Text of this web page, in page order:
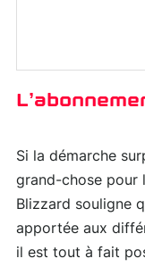
Si la démarche
grand-chose pour
Blizzard souligne
apportée aux
il est tout à fait